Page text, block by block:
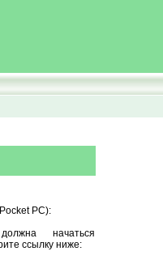
PC):
начаться
ссылку ниже: